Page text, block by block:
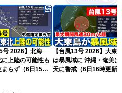
号 2026】北海
上陸の可能性も
らず（6日15時
【台風13号 2026】大東
は暴風域に 沖縄・奄美は荒
天に警戒（6日16時更新